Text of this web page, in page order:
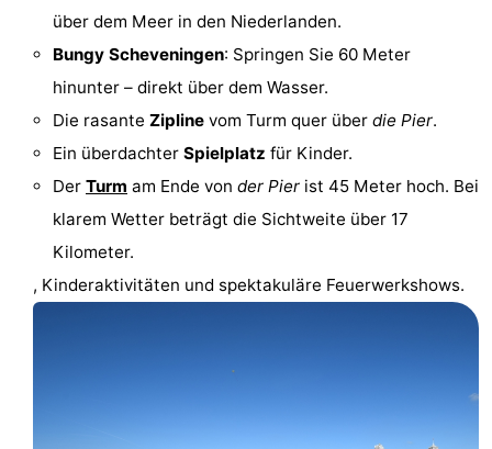
Radfahren
Wandern
Golfplatze
Surfen
Sportangeln
Shoppen
Essen
über dem Meer in den Niederlanden.
Bungy Scheveningen: Springen Sie 60 Meter
hinunter – direkt über dem Wasser.
Die rasante Zipline vom Turm quer über die Pier.
Ein überdachter Spielplatz für Kinder.
Der Turm am Ende von der Pier ist 45 Meter hoch. Bei
klarem Wetter beträgt die Sichtweite über 17
Kilometer.
, Kinderaktivitäten und spektakuläre Feuerwerkshows.